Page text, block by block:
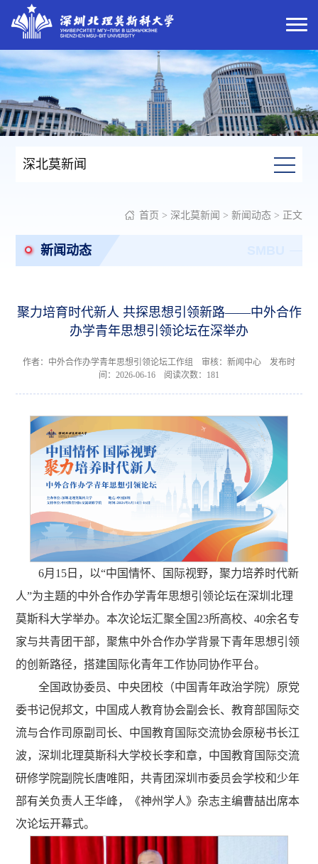
深北莫新闻
首页 > 深北莫新闻 > 新闻动态> 正文
新闻动态
聚力培育时代新人 共探思想引领新路——中外合作
办学青年思想引领论坛在深举办
作者：中外合作办学青年思想引领论坛工作组 审核：新闻中心 发布时
间：2026-06-16 阅读次数： 181
6月15日，以“中国情怀、国际视野，聚力培养时代新
人”为主题的中外合作办学青年思想引领论坛在深圳北理
莫斯科大学举办。本次论坛汇聚全国23所高校、40余名专
家与共青团干部，聚焦中外合作办学背景下青年思想引领
的创新路径，搭建国际化青年工作协同协作平台。
全国政协委员、中央团校（中国青年政治学院）原党
委书记倪邦文，中国成人教育协会副会长、教育部国际交
流与合作司原副司长、中国教育国际交流协会原秘书长江
波，深圳北理莫斯科大学校长李和章，中国教育国际交流
研修学院副院长唐唯阳，共青团深圳市委员会学校和少年
部有关负责人王华峰，《神州学人》杂志主编曹喆出席本
次论坛开幕式。